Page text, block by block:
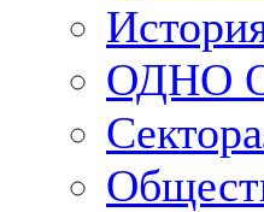
ОДНО